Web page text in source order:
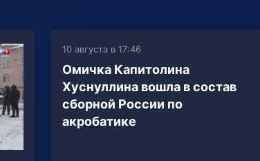
10 августа в 17:46
Омичка Капитолина
Хуснуллина вошла в состав
сборной России по
акробатике